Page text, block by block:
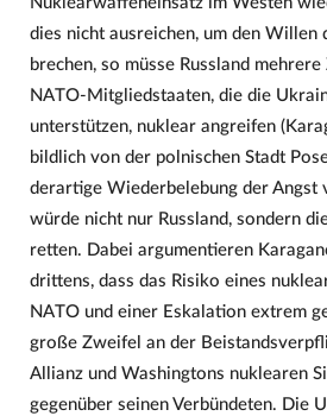
dies nicht ausreichen, um den Willen
brechen, so müsse Russland
NATO-Mitgliedstaaten, die die
unterstützen, nuklear angreifen
bildlich von der polnischen Stadt
derartige Wiederbelebung der Angst
würde nicht nur Russland, sondern
retten. Dabei argumentieren
drittens, dass das Risiko eines
NATO und einer Eskalation extrem
große Zweifel an der
Allianz und Washingtons nuklearen
gegenüber seinen Verbündeten. Die